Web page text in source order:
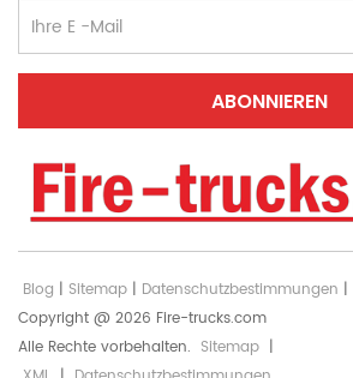
Blog | Sitemap | Datenschutzbestimmungen |
Copyright @ 2026 Fire-trucks.com
Alle Rechte vorbehalten. Sitemap |